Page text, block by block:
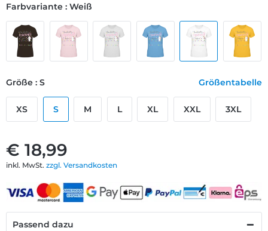
€ 18,99
inkl. MwSt. zzgl. Versandkosten
Farbvariante : Weiß
Größe : S Größentabelle
XS S M L XL XXL 3XL
Passend dazu